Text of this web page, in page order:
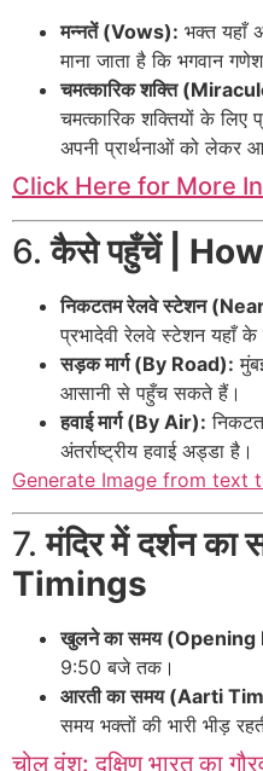
मन्नतें (Vows): भक्त यहाँ
माना जाता है कि भगवान
चमत्कारिक शक्ति
चमत्कारिक शक्तियों के लिए
अपनी प्रार्थनाओं को लेकर
Click Here for More
6.कैसे पहुँचें |
निकटतम रेलवे स्टेशन
प्रभादेवी रेलवे स्टेशन यहाँ
सड़क मार्ग (By Road):
आसानी से पहुँच सकते हैं।
हवाई मार्ग (By Air):
अंतर्राष्ट्रीय हवाई अड्डा है।
Generate Image from text
7.मंदिर में दर्शन
Timings
खुलने का समय (Opening
9:50 बजे तक।
आरती का समय (Aarti
समय भक्तों की भारी भीड़
चोल वंश: दक्षिण भारत का